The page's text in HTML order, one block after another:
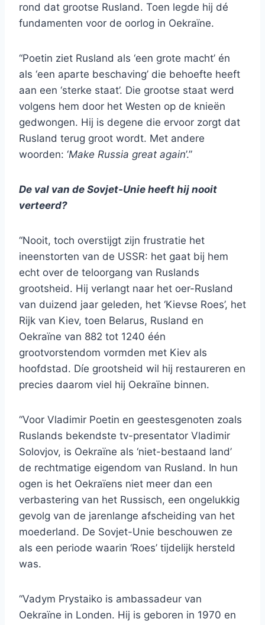
rond dat grootse Rusland. Toen legde hij dé
fundamenten voor de oorlog in Oekraïne.
“Poetin ziet Rusland als ‘een grote macht’ én
als ‘een aparte beschaving’ die behoefte heeft
aan een ‘sterke staat’. Die grootse staat werd
volgens hem door het Westen op de knieën
gedwongen. Hij is degene die ervoor zorgt dat
Rusland terug groot wordt. Met andere
woorden: ‘Make Russia great again’.”
De val van de Sovjet-Unie heeft hij nooit
verteerd?
“Nooit, toch overstijgt zijn frustratie het
ineenstorten van de USSR: het gaat bij hem
echt over de teloorgang van Ruslands
grootsheid. Hij verlangt naar het oer-Rusland
van duizend jaar geleden, het ‘Kievse Roes’, het
Rijk van Kiev, toen Belarus, Rusland en
Oekraïne van 882 tot 1240 één
grootvorstendom vormden met Kiev als
hoofdstad. Díe grootsheid wil hij restaureren en
precies daarom viel hij Oekraïne binnen.
“Voor Vladimir Poetin en geestesgenoten zoals
Ruslands bekendste tv-presentator Vladimir
Solovjov, is Oekraïne als ‘niet-bestaand land’
de rechtmatige eigendom van Rusland. In hun
ogen is het Oekraïens niet meer dan een
verbastering van het Russisch, een ongelukkig
gevolg van de jarenlange afscheiding van het
moederland. De Sovjet-Unie beschouwen ze
als een periode waarin ‘Roes’ tijdelijk hersteld
was.
“Vadym Prystaiko is ambassadeur van
Oekraïne in Londen. Hij is geboren in 1970 en